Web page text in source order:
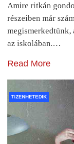
Amire ritkán
részeiben már
megismerkedtünk,
az iskolában.…
Read More
TIZENHETEDIK